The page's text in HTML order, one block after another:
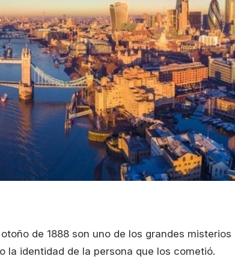
de 1888 son uno de los grandes misterios
la identidad de la persona que los cometió.